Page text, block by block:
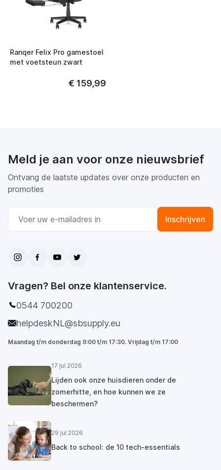
Ranqer Felix Pro gamestoel
met voetsteun zwart
€ 159,99
Meld je aan voor onze nieuwsbrief
Ontvang de laatste updates over onze producten en
promoties
Inschrijven
Vragen? Bel onze klantenservice.
0544 700200
helpdeskNL@sbsupply.eu
Maandag t/m donderdag 9:00 t/m 17:30. Vrijdag t/m 17:00
17 jul 2026
Lijden ook onze huisdieren onder de
zomerhitte, en hoe kunnen we ze
beschermen?
29 jul 2026
Back to school: de 10 tech-essentials